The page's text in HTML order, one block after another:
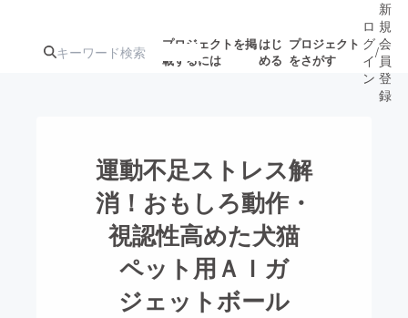
プロジェクトを掲
載するには
はじ
める
プロジェクト
をさがす
注目のリ
ターン
注目の新着プロ
ジェクト
募集終了が近いプ
ロジェクト
アート・写真
テクノロジー・ガジェット
ロ
グ
イ
ン
/
新
規
会
員
登
録
運動不足ストレス解
消！おもしろ動作・
視認性高めた犬猫
ペット用ＡＩガ
ジェットボール